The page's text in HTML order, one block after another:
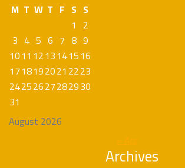
August 2026
M T W T F S S
1
2
3 4 5 6 7 8 9
1011 1213141516
1718192021 2223
24252627282930
31
Archives